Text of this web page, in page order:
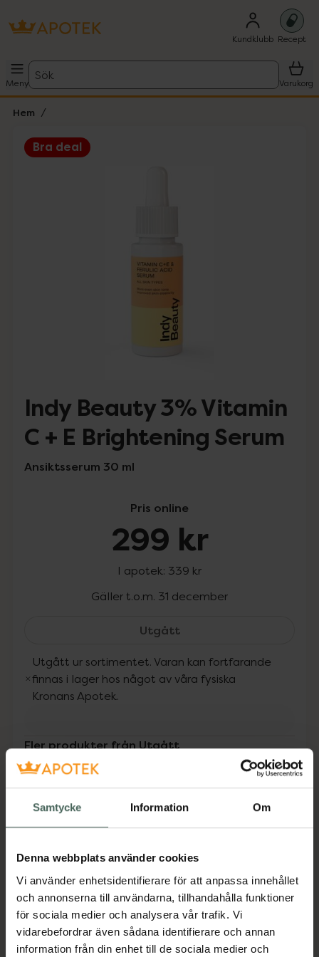
Samtycke Information Om
Denna webbplats använder cookies
Vi använder enhetsidentifierare för att anpassa innehållet
och annonserna till användarna, tillhandahålla funktioner
för sociala medier och analysera vår trafik. Vi
vidarebefordrar även sådana identifierare och annan
information från din enhet till de sociala medier och
Kundklubb Recept
Meny
Sök
Varukorg
Hem
Bra deal
Indy Beauty 3% Vitamin
C + E Brightening Serum
Ansiktsserum 30 ml
Pris online
299 kr
I apotek: 339 kr
Gäller t.o.m. 31 december
UtgåttIndy Beauty 3% Vitamin
Utgått ur sortimentet. Varan kan fortfarande
finnas i lager hos något av våra fysiska
Kronans Apotek.
Fler produkter från Utgått
Aktuella erbjudanden
Beskrivning Dölj
Phosphate), antioxidanterna vitamin E och
0,5% ferulinsyra ljusar detta serum upp och
jämnar ut hudtonen samtidigt som det ökar
hudens egen kollagenproduktion för en
fastare och smidigare hud. Hyaluronsyra och
biosackarider ger långvarig återfuktning,